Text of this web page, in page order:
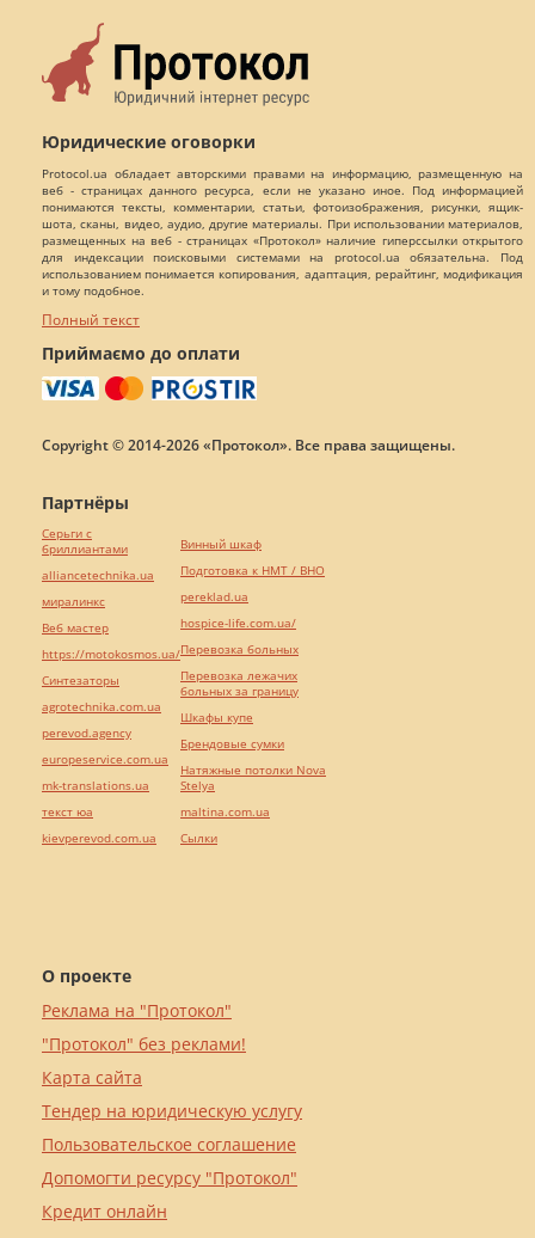
Юридические оговорки
Protocol.ua обладает авторскими правами на информацию, размещенную на
веб - страницах данного ресурса, если не указано иное. Под информацией
понимаются тексты, комментарии, статьи, фотоизображения, рисунки, ящик-
шота, сканы, видео, аудио, другие материалы. При использовании материалов,
размещенных на веб - страницах «Протокол» наличие гиперссылки открытого
для индексации поисковыми системами на protocol.ua обязательна. Под
использованием понимается копирования, адаптация, рерайтинг, модификация
и тому подобное.
Полный текст
Приймаємо до оплати
Copyright © 2014-2026 «Протокол». Все права защищены.
О проекте
Реклама на "Протокол"
"Протокол" без реклами!
Карта сайта
Тендер на юридическую услугу
Пользовательское соглашение
Допомогти ресурсу "Протокол"
Кредит онлайн
Партнёры
Серьги с
бриллиантами
alliancetechnika.ua
миралинкс
Веб мастер
https://motokosmos.ua/
Синтезаторы
agrotechnika.com.ua
perevod.agency
europeservice.com.ua
mk-translations.ua
текст юа
kievperevod.com.ua
Винный шкаф
Подготовка к НМТ / ВНО
pereklad.ua
hospice-life.com.ua/
Перевозка больных
Перевозка лежачих
больных за границу
Шкафы купе
Брендовые сумки
Натяжные потолки Nova
Stelya
maltina.com.ua
Cылки